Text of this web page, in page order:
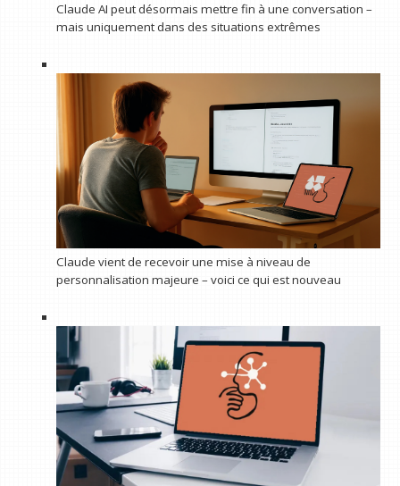
Claude AI peut désormais mettre fin à une conversation –
mais uniquement dans des situations extrêmes
Claude vient de recevoir une mise à niveau de
personnalisation majeure – voici ce qui est nouveau